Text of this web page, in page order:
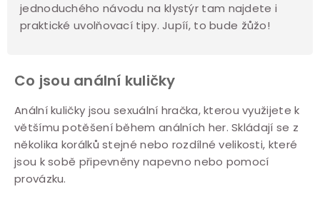
jednoduchého návodu na klystýr tam najdete i
praktické uvolňovací tipy. Jupíí, to bude žůžo!
Co jsou anální kuličky
Anální kuličky jsou sexuální hračka, kterou využijete k
většímu potěšení během análních her. Skládají se z
několika korálků stejné nebo rozdílné velikosti, které
jsou k sobě připevněny napevno nebo pomocí
provázku.